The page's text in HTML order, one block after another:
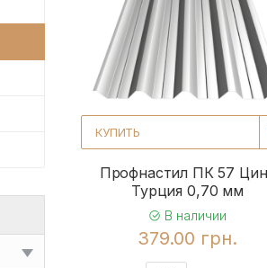
КУПИТЬ
Профнастил ПК 57
Турция 0,70 мм
В наличии
379.00 грн.